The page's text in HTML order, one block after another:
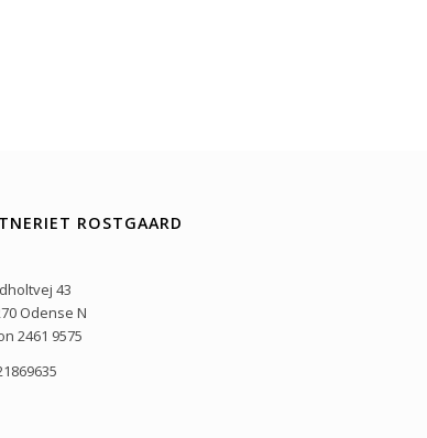
ROSTGAARD
43
Odense N
2461 9575